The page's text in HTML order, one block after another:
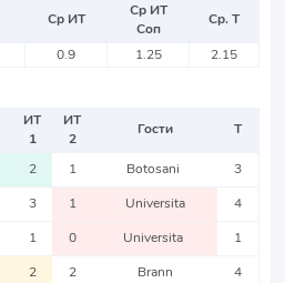
Ср ИТ
Ср ИТ
Соп
Ср. Т
0.9 1.25 2.15
ИТ
1
ИТ
2
Гости Т
2 1 Botosani 3
3 1 Universita 4
1 0 Universita 1
2 2 Brann 4